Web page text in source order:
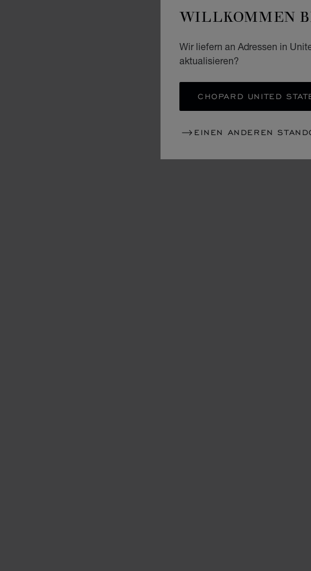
WILLKOMMEN
Wir liefern an Adressen in
aktualisieren?
CHOPARD UNITED
EINEN ANDEREN